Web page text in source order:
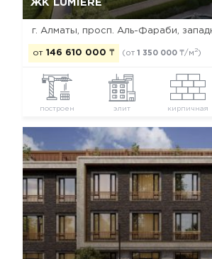
ЖК LUMIERE
от 146 610 000 ₸ (от 1 350 000 ₸/м2)
построен элит кирпичная